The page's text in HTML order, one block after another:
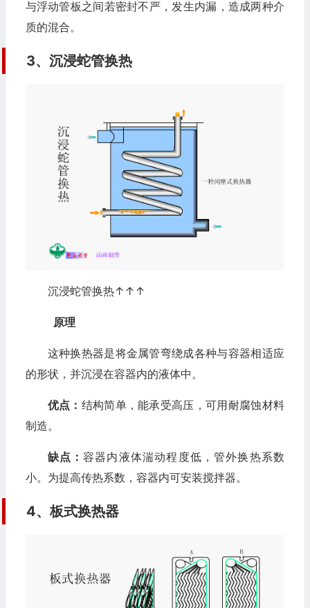
与浮动管板之间若密封不严，发生内漏，造成两种介
质的混合。
3、沉浸蛇管换热
沉浸蛇管换热↑↑↑
原理
这种换热器是将金属管弯绕成各种与容器相适应
的形状，并沉浸在容器内的液体中。
优点： 结构简单，能承受高压，可用耐腐蚀材料
制造。
缺点：容器内液体湍动程度低，管外换热系数
小。为提高传热系数，容器内可安装搅拌器。
4、板式换热器